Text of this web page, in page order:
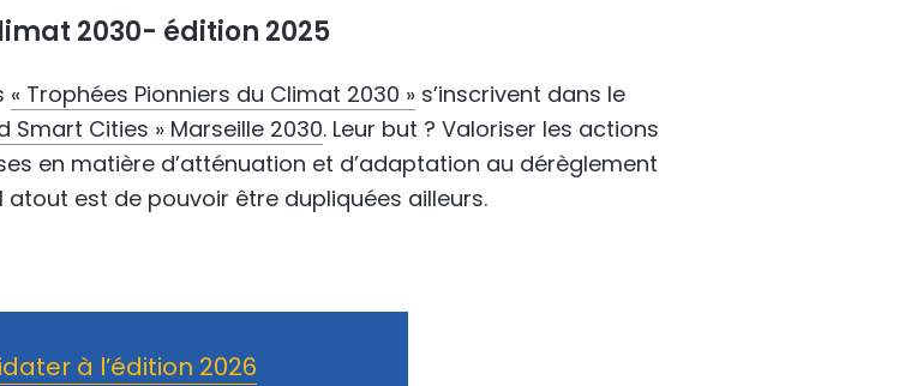
2030- édition 2025
« Trophées Pionniers du Climat 2030 » s’inscrivent dans le
Smart Cities » Marseille 2030. Leur but ? Valoriser les actions
en matière d’atténuation et d’adaptation au dérèglement
est de pouvoir être dupliquées ailleurs.
à l’édition 2026